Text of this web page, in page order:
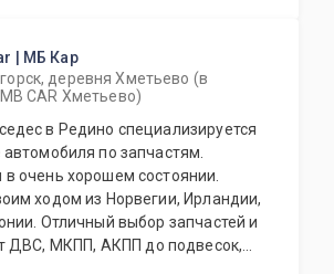
| МБ Кар
деревня Хметьево (в
CAR Хметьево)
в Редино специализируется
по запчастям.
очень хорошем состоянии.
ходом из Норвегии, Ирландии,
Отличный выбор запчастей и